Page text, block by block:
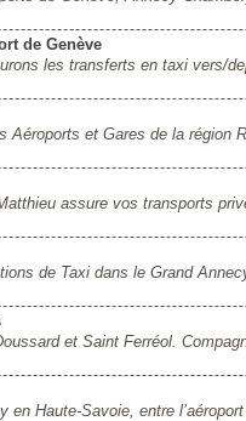
de Genève
les transferts en taxi vers/
Aéroports et Gares de la région
assure vos transports
de Taxi dans le Grand
et Saint Ferréol.
en Haute-Savoie, entre